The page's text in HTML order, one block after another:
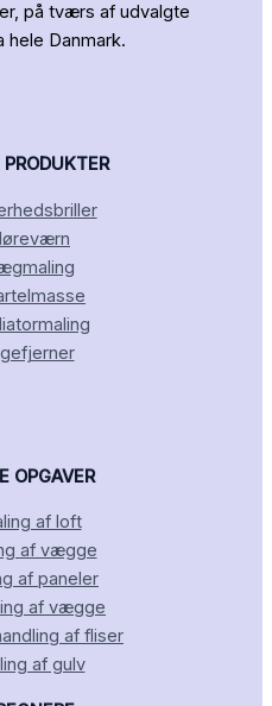
på tværs af udvalgte
hele Danmark.
OPGAVER
af loft
af vægge
af paneler
af vægge
af fliser
af gulv